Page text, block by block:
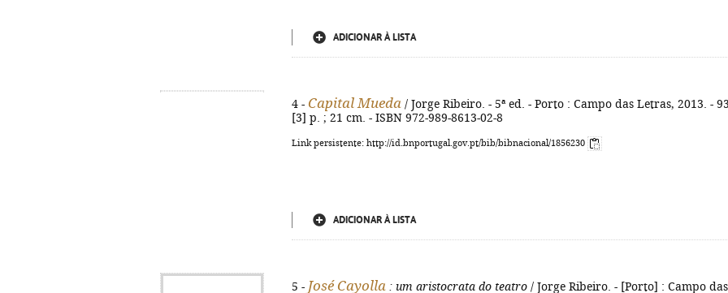
ADICIONAR À LISTA
4 - Capital Mueda / Jorge Ribeiro. - 5ª ed. - Porto : Campo das Letras, 2013. -
[3] p. ; 21 cm. - ISBN 972-989-8613-02-8
Link persistente: http://id.bnportugal.gov.pt/bib/bibnacional/1856230
ADICIONAR À LISTA
5 - José Cayolla : um aristocrata do teatro / Jorge Ribeiro. - [Porto] : Campo das